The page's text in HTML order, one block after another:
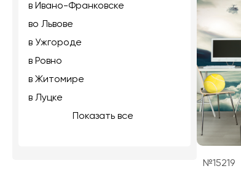
в Ивано-Франковске
во Львове
в Ужгороде
в Ровно
в Житомире
в Луцке
Показать все
№15219